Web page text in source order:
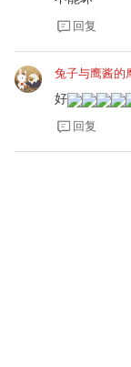
回复
兔子与鹰酱的
好
回复